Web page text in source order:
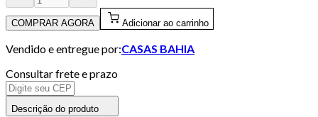
COMPRAR AGORA Adicionar ao carrinho
Vendido e entregue por:CASAS BAHIA
Consultar frete e prazo
Descrição do produto